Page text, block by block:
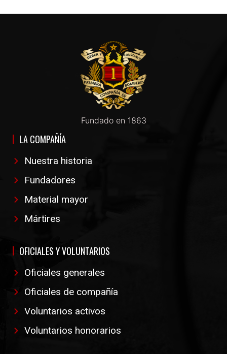
Fundado en 1863
LA COMPAÑÍA
Nuestra historia
Fundadores
Material mayor
Mártires
OFICIALES Y VOLUNTARIOS
Oficiales generales
Oficiales de compañía
Voluntarios activos
Voluntarios honorarios